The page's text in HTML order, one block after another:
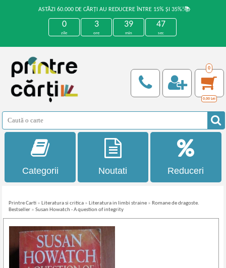
ASTĂZI 60.000 DE CĂRȚI AU REDUCERE ÎNTRE 15% ȘI 35%!📚
0
zile
3
ore
39
min
47
sec
0
0,00 Lei
Categorii Noutati Reduceri
Printre Carti » Literatura si critica » Literatura in limbi straine » Romane de dragoste.
Bestseller »Susan Howatch - A question of integrity